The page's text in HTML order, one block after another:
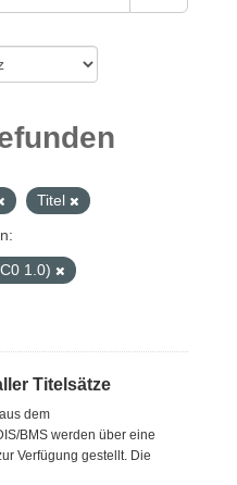
Titel
1.0)
Titelsätze
dem
BMS werden über eine
Verfügung gestellt. Die